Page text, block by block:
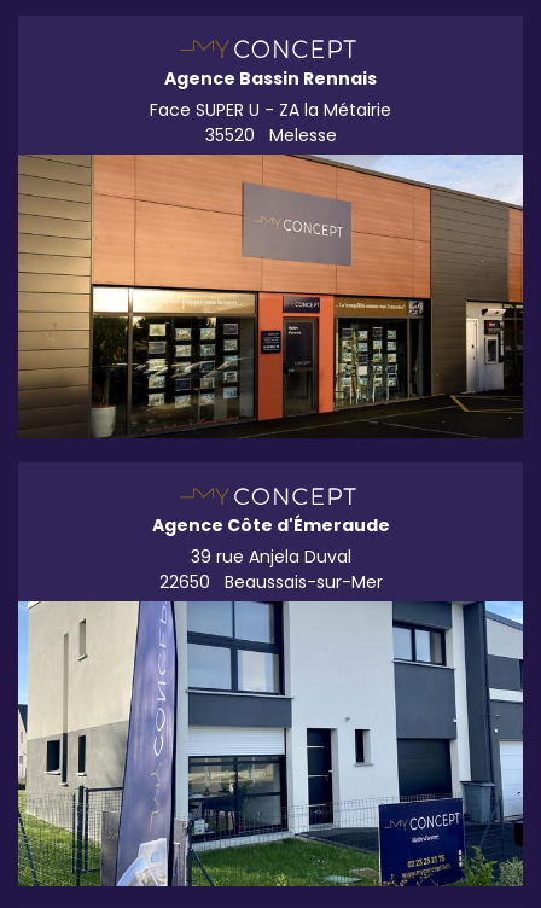
Agence Bassin Rennais
Face SUPER U - ZA la Métairie
35520
Melesse
Agence Côte d'Émeraude
39 rue Anjela Duval
22650
Beaussais-sur-Mer